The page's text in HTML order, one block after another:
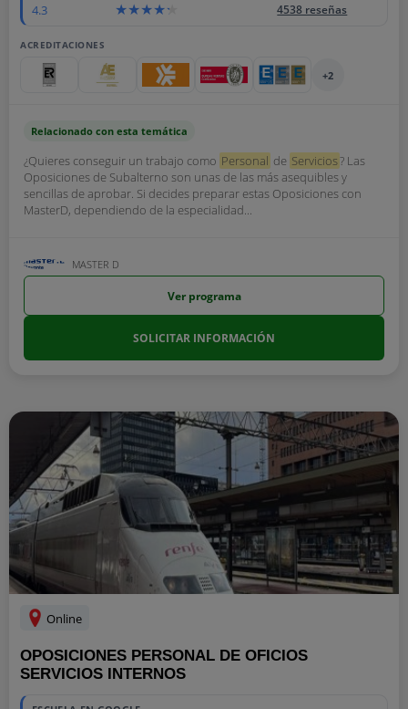
4.3 4538 reseñas
ACREDITACIONES
+2
Relacionado con esta temática
¿Quieres conseguir un trabajo como Personal de Servicios? Las
Oposiciones de Subalterno son unas de las más asequibles y
sencillas de aprobar. Si decides preparar estas Oposiciones con
MasterD, dependiendo de la especialidad...
MASTER D
Ver programa
SOLICITAR INFORMACIÓN
Online
OPOSICIONES PERSONAL DE OFICIOS
SERVICIOS INTERNOS